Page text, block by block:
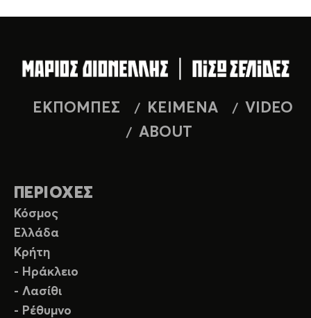
ΕΚΠΟΜΠΕΣ ΚΕΙΜΕΝΑ
VIDEO
ABOUT
ΠΕΡΙΟΧΕΣ
Κόσμος
Ελλάδα
Κρήτη
- Ηράκλειο
- Λασίθι
- Ρέθυμνο